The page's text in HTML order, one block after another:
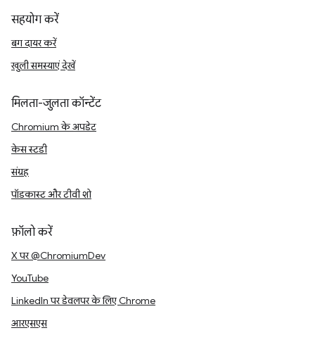
सहयोग करें
बग दायर करें
खुली समस्याएं देखें
मिलता-जुलता कॉन्टेंट
Chromium के अपडेट
केस स्टडी
संग्रह
पॉडकास्ट और टीवी शो
फ़ॉलो करें
X पर @ChromiumDev
YouTube
LinkedIn पर डेवलपर के लिए Chrome
आरएसएस